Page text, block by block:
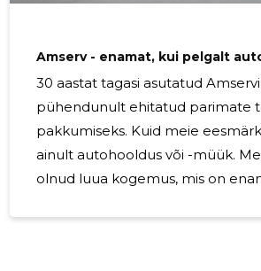
Amserv - enamat, kui pelgalt
30 aastat tagasi asutatud
pühendunult ehitatud parimate
pakkumiseks. Kuid meie
ainult autohooldus või -müük.
olnud luua kogemus, mis on